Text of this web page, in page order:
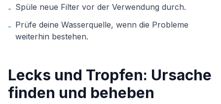
- Spüle neue Filter vor der Verwendung durch.
- Prüfe deine Wasserquelle, wenn die Probleme
weiterhin bestehen.
Lecks und Tropfen: Ursache
finden und beheben